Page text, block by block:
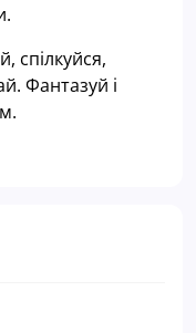
спілкуйся,
Фантазуй і